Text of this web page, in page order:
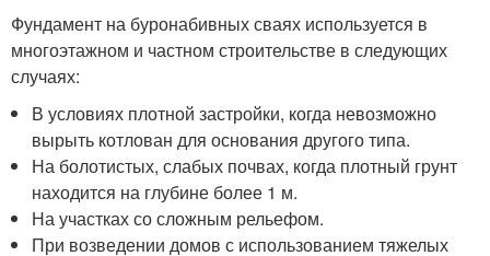
Фундамент на буронабивных сваях используется в
многоэтажном и частном строительстве в следующих
случаях:
В условиях плотной застройки, когда невозможно
вырыть котлован для основания другого типа.
На болотистых, слабых почвах, когда плотный грунт
находится на глубине более 1 м.
На участках со сложным рельефом.
При возведении домов с использованием тяжелых